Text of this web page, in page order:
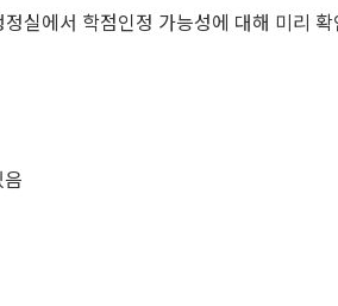
실에서 학점인정 가능성에 대해 미리